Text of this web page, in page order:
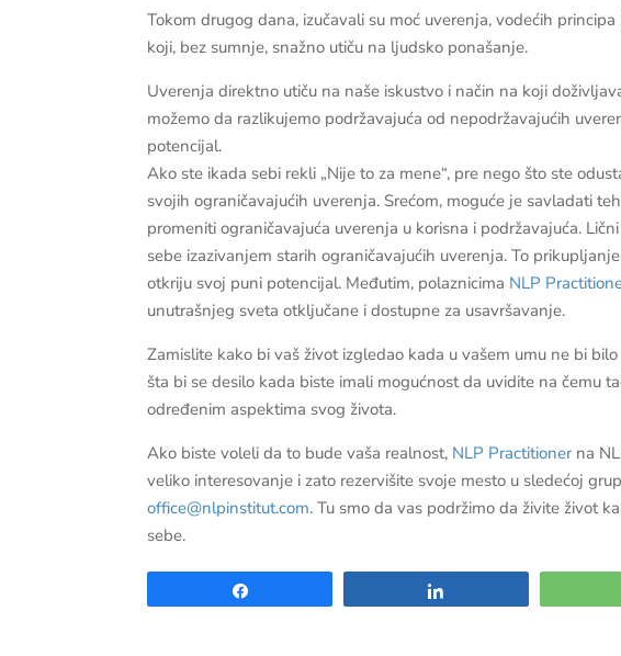
Tokom drugog dana, izučavali su moć uverenja, vodećih
koji, bez sumnje, snažno utiču na ljudsko ponašanje.
Uverenja direktno utiču na naše iskustvo i način na koji
možemo da razlikujemo podržavajuća od nepodržavajućih
potencijal.
Ako ste ikada sebi rekli „Nije to za mene“, pre nego što ste
svojih ograničavajućih uverenja. Srećom, moguće je savladati
promeniti ograničavajuća uverenja u korisna i podržavajuća.
sebe izazivanjem starih ograničavajućih uverenja. To
otkriju svoj puni potencijal. Međutim, polaznicima NLP
unutrašnjeg sveta otključane i dostupne za usavršavanje.
Zamislite kako bi vaš život izgledao kada u vašem umu ne bi
šta bi se desilo kada biste imali mogućnost da uvidite na čemu
određenim aspektima svog života.
Ako biste voleli da to bude vaša realnost, NLP Practitionerna
veliko interesovanje i zato rezervišite svoje mesto u sledećoj
office@nlpinstitut.com. Tu smo da vas podržimo da živite život
sebe.